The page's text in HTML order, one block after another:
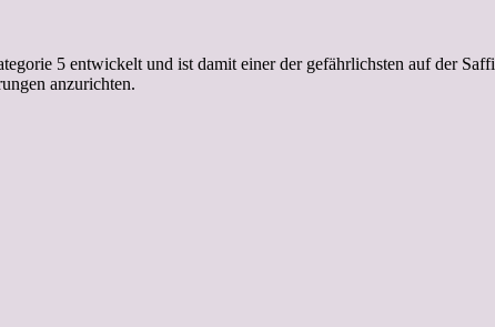
5 entwickelt und ist damit einer der gefährlichsten auf der
anzurichten.